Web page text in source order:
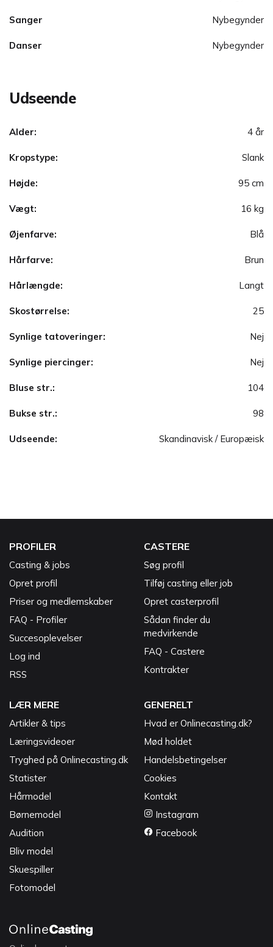
Sanger Nybegynder
Danser Nybegynder
Udseende
Alder: 4 år
Kropstype: Slank
Højde: 95 cm
Vægt: 16 kg
Øjenfarve: Blå
Hårfarve: Brun
Hårlængde: Langt
Skostørrelse: 25
Synlige tatoveringer: Nej
Synlige piercinger: Nej
Bluse str.: 104
Bukse str.: 98
Udseende: Skandinavisk / Europæisk
PROFILER
Casting & jobs
Opret profil
Priser og medlemskaber
FAQ - Profiler
Succesoplevelser
Log ind
RSS
CASTERE
Søg profil
Tilføj casting eller job
Opret casterprofil
Sådan finder du
medvirkende
FAQ - Castere
Kontrakter
LÆR MERE
Artikler & tips
Læringsvideoer
Tryghed på Onlinecasting.dk
Statister
Hårmodel
Børnemodel
Audition
Bliv model
Skuespiller
Fotomodel
GENERELT
Hvad er Onlinecasting.dk?
Mød holdet
Handelsbetingelser
Cookies
Kontakt
Instagram
Facebook